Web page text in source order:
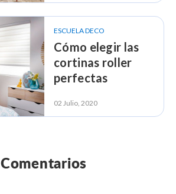
ESCUELA DECO
Cómo elegir las
cortinas roller
perfectas
02 Julio, 2020
Comentarios